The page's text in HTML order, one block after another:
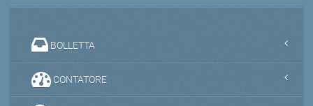
BOLLETTA
CONTATORE